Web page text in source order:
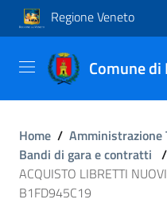
Regione Veneto
Comune
Home / Amministrazione
Bandi di gara e contratti /
ACQUISTO LIBRETTI
B1FD945C19